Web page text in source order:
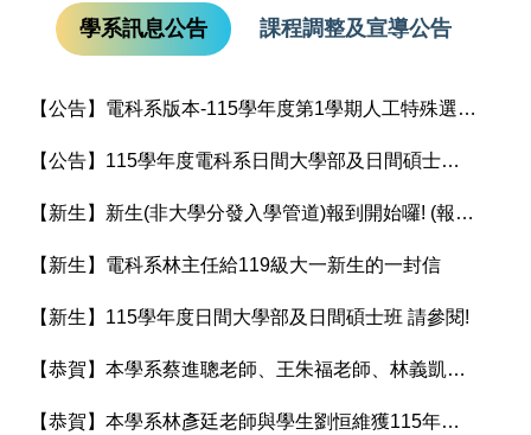
學系訊息公告 課程調整及宣導公告
【公告】電科系版本-115學年度第1學期人工特殊選課(額滿加簽)作業說明
【公告】115學年度電科系日間大學部及日間碩士班 課程手冊上架
【新生】新生(非大學分發入學管道)報到開始囉! (報到時間：8/5/-8/12下午5:00止)
【新生】電科系林主任給119級大一新生的一封信
【新生】115學年度日間大學部及日間碩士班 請參閱!
【恭賀】本學系蔡進聰老師、王朱福老師、林義凱老師、林彥廷老師及黃奕欽老師獲115年國科會補助專題研究計畫
【恭賀】本學系林彥廷老師與學生劉恒維獲115年度大專學生參與專題研究計畫